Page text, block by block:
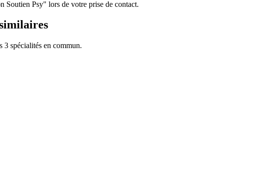
Soutien Psy" lors de votre prise de contact.
3 spécialités en commun.